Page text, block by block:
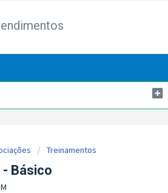
Treinamentos
Básico